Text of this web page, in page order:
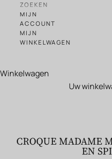
ZOEKEN
MIJN
ACCOUNT
MIJN
WINKELWAGEN
Winkelwagen
Uw
CROQUE MADAME
EN